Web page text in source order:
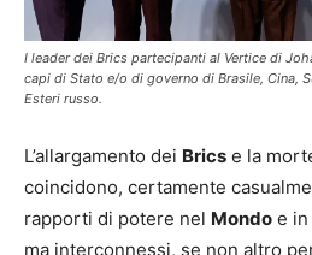
I leader dei Brics partecipanti al Vertice di
capi di Stato e/o di governo di Brasile, Cina,
Esteri russo.
L’allargamento dei Brics e la
coincidono, certamente
rapporti di potere nel Mondo e in
ma interconnessi, se non altro